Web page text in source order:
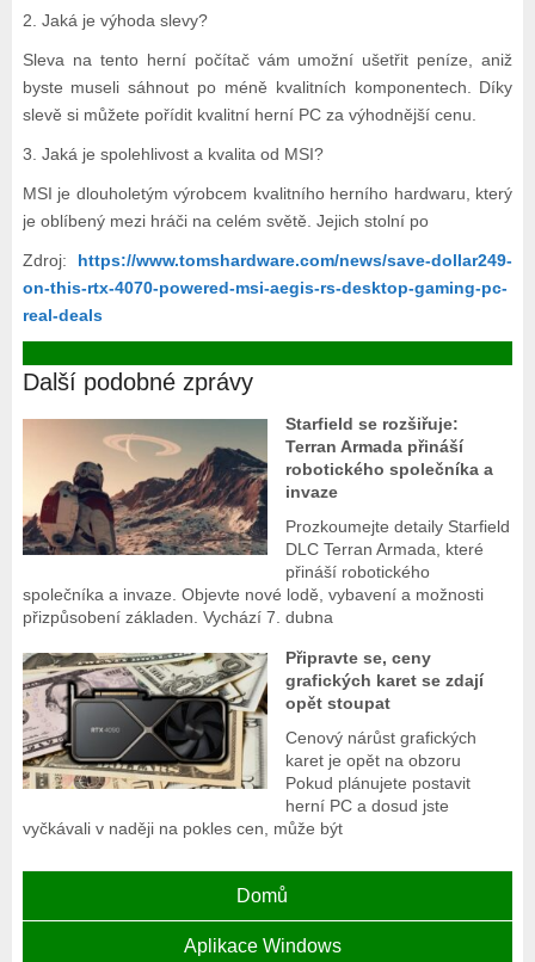
2. Jaká je výhoda slevy?
Sleva na tento herní počítač vám umožní ušetřit peníze, aniž
byste museli sáhnout po méně kvalitních komponentech. Díky
slevě si můžete pořídit kvalitní herní PC za výhodnější cenu.
3. Jaká je spolehlivost a kvalita od MSI?
MSI je dlouholetým výrobcem kvalitního herního hardwaru, který
je oblíbený mezi hráči na celém světě. Jejich stolní po
Zdroj: https://www.tomshardware.com/news/save-dollar249-
on-this-rtx-4070-powered-msi-aegis-rs-desktop-gaming-pc-
real-deals
Další podobné zprávy
Starfield se rozšiřuje:
Terran Armada přináší
robotického společníka a
invaze
Prozkoumejte detaily Starfield
DLC Terran Armada, které
přináší robotického
společníka a invaze. Objevte nové lodě, vybavení a možnosti
přizpůsobení základen. Vychází 7. dubna
Připravte se, ceny
grafických karet se zdají
opět stoupat
Cenový nárůst grafických
karet je opět na obzoru
Pokud plánujete postavit
herní PC a dosud jste
vyčkávali v naději na pokles cen, může být
Domů
Aplikace Windows